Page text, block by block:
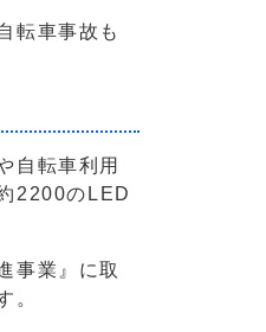
転車事故も
自転車利用
2200のLED
事業』に取
。